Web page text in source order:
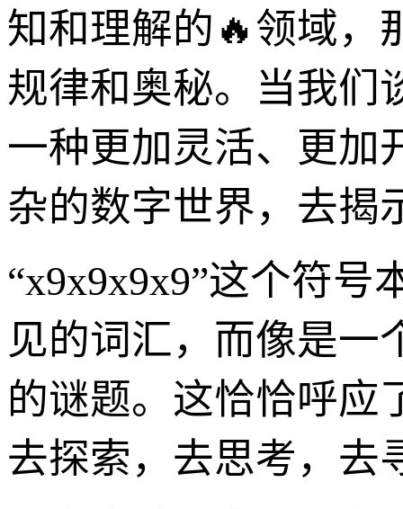
知和理解的🔥领域，
规律和奥秘。当我们
一种更加灵活、更加
杂的数字世界，去揭
“x9x9x9x9”这个符
见的词汇，而像是一
的谜题。这恰恰呼
去探索，去思考，去